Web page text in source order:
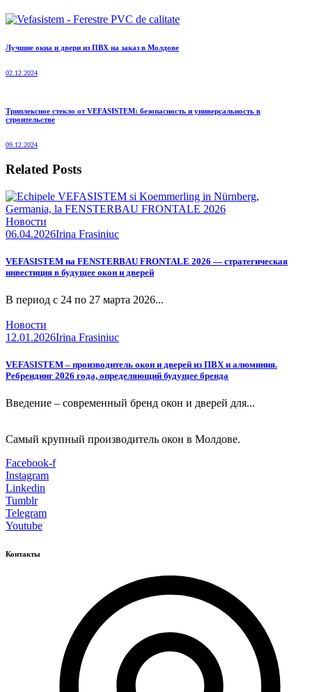
Лучшие окна и двери из ПВХ на заказ в Молдове
02.12.2024
Триплексное стекло от VEFASISTEM: безопасность и универсальность в
строительстве
09.12.2024
Related Posts
Новости
06.04.2026Irina Frasiniuc
VEFASISTEM на FENSTERBAU FRONTALE 2026 — стратегическая
инвестиция в будущее окон и дверей
В период с 24 по 27 марта 2026...
Новости
12.01.2026Irina Frasiniuc
VEFASISTEM – производитель окон и дверей из ПВХ и алюминия.
Ребрендинг 2026 года, определяющий будущее бренда
Введение – современный бренд окон и дверей для...
Самый крупный производитель окон в Молдове.
Facebook-f
Instagram
Linkedin
Tumblr
Telegram
Youtube
Контакты